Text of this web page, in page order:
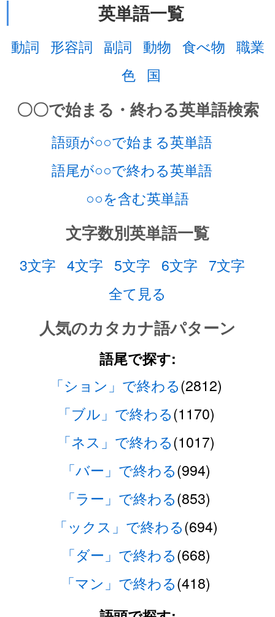
英単語一覧
動詞 形容詞 副詞 動物 食べ物 職業
色 国
〇〇で始まる・終わる英単語検索
語頭が○○で始まる英単語
語尾が○○で終わる英単語
○○を含む英単語
文字数別英単語一覧
3文字 4文字 5文字 6文字 7文字
全て見る
人気のカタカナ語パターン
語尾で探す:
「ション」で終わる(2812)
「ブル」で終わる(1170)
「ネス」で終わる(1017)
「バー」で終わる(994)
「ラー」で終わる(853)
「ックス」で終わる(694)
「ダー」で終わる(668)
「マン」で終わる(418)